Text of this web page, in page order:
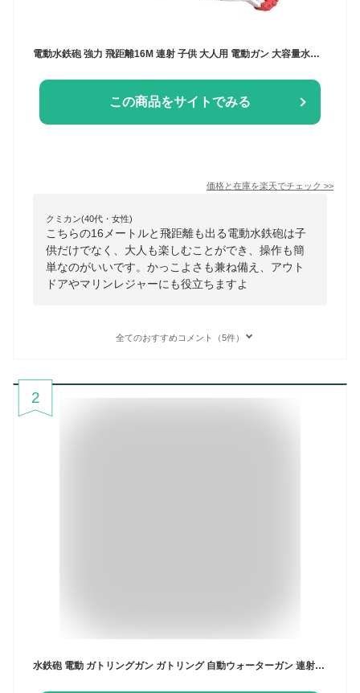
電動水鉄砲 強力 飛距離16M 連射 子供 大人用 電動ガン 大容量水タンク 男の子 おもちゃ プール ビーチ 海水浴 水遊びグッズ アウトドア 夏祭り カッコいい ウォーターガン おもちゃ キッズ ジュニア 8歳 9歳 10歳 11歳 12歳 贈り物 子供の日 こどもの日 2024 お歳暮 ギフト
この商品をサイトでみる
価格と在庫を楽天でチェック >>
クミカン(40代・女性)
こちらの16メートルと飛距離も出る電動水鉄砲は子
供だけでなく、大人も楽しむことができ、操作も簡
単なのがいいです。かっこよさも兼ね備え、アウト
ドアやマリンレジャーにも役立ちますよ
全てのおすすめコメント（5件）
2
水鉄砲 電動 ガトリングガン ガトリング 自動ウォーターガン 連射水鉄砲 タンク容量400ml 射程距離 10m 水遊び おもちゃ 海水浴 プール 夏休み 夏祭り 子供 大人兼用 8歳以上適用 誕生日 プレゼント